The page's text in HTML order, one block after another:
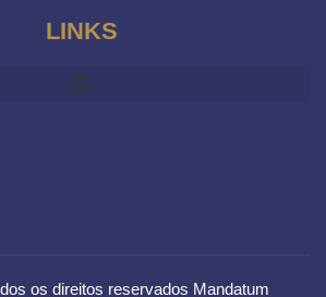
LINKS
os direitos reservados Mandatum